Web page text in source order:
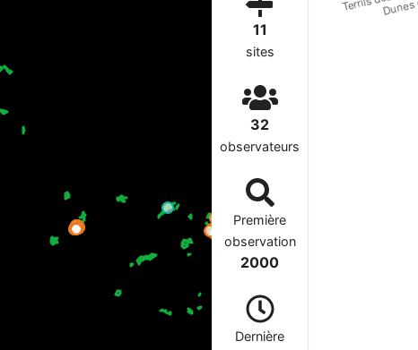
11
sites
32
observateurs
Première
observation
2000
Dernière